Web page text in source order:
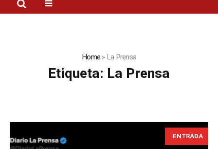
Home»La Prensa
Etiqueta: La Prensa
ENTRADA